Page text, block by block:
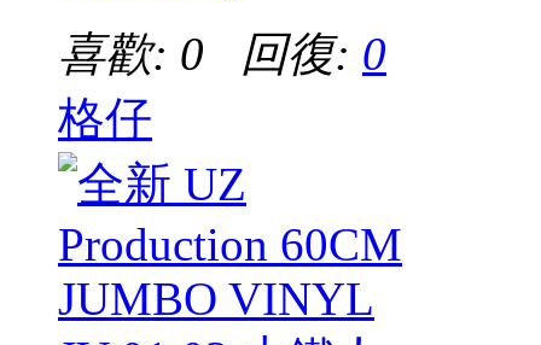
喜歡: 0 回復: 0
格仔